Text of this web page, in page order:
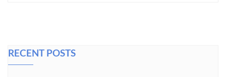
RECENT POSTS